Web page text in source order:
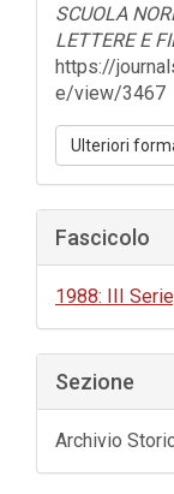
SCUOLA
LETTERE E
https://
e/view/3467
Ulteriori
Fascicolo
1988: III
Sezione
Archivio